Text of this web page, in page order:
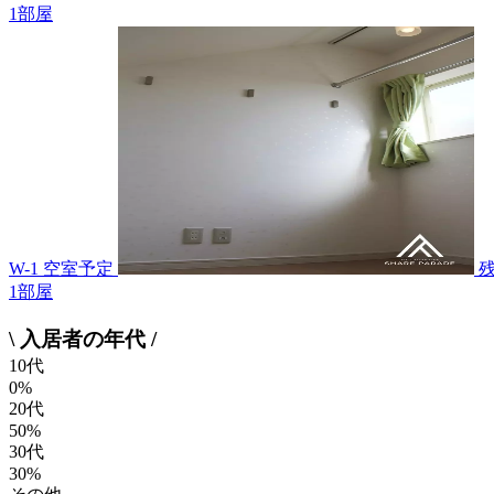
1部屋
W-1 空室予定
1部屋
\ 入居者の年代 /
10代
0%
20代
50%
30代
30%